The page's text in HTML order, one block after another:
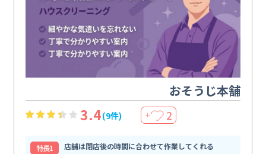
おそうじ本舗
3.4(9件) ＋ 2
特⻑1
店舗は閉店後の時間に合わせて作業してくれる